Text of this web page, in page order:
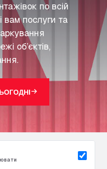
по всій
вам послуги та
об’єктів,